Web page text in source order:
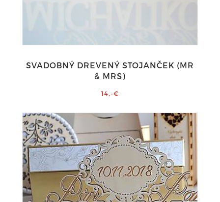
SVADOBNÝ DREVENÝ STOJANČEK (MR
& MRS)
14,-€